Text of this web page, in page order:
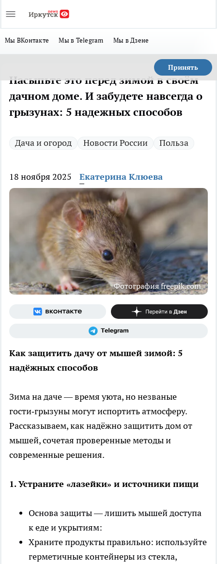
Мы ВКонтакте Мы в Telegram Мы в Дзене
Принять
Насыпьте это перед зимой в своём
дачном доме. И забудете навсегда о
грызунах: 5 надежных способов
Дача и огород Новости России Польза
18 ноября 2025 Екатерина Клюева
Фотография freepik.com
Как защитить дачу от мышей зимой: 5
надёжных способов
Зима на даче — время уюта, но незваные
гости‑грызуны могут испортить атмосферу.
Рассказываем, как надёжно защитить дом от
мышей, сочетая проверенные методы и
современные решения.
1. Устраните «лазейки» и источники пищи
Основа защиты — лишить мышей доступа
к еде и укрытиям:
Храните продукты правильно: используйте
герметичные контейнеры из стекла,